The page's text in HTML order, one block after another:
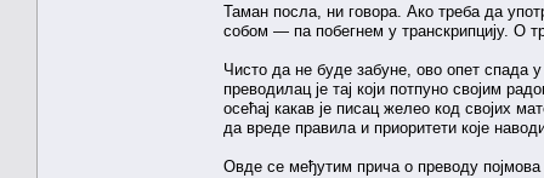
Таман посла, ни говора. Ако треба да
собом — па побегнем у транскрипцију. О
Чисто да не буде забуне, ово опет спада
преводилац је тај који потпуно својим
осећај какав је писац желео код својих
да вреде правила и приоритети које
Овде се међутим прича о преводу појмова